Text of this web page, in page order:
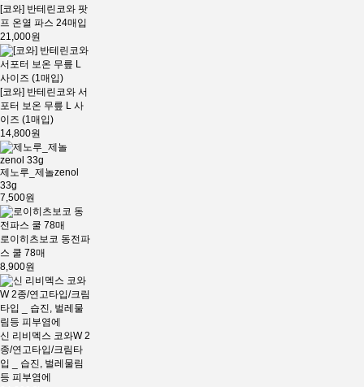
[코와] 반테린코와 팟
프 온열 파스 24매입
21,000원
[코와] 반테린코와 서
포터 보온 무릎 L 사
이즈 (1매입)
14,800원
제노루_제놀zenol
33g
7,500원
로이히츠보코 동전파
스 쿨 78매
8,900원
신 리비멕스 코와W 2
종/연고타입/크림타
입 _ 습진, 벌레물림
등 피부염에